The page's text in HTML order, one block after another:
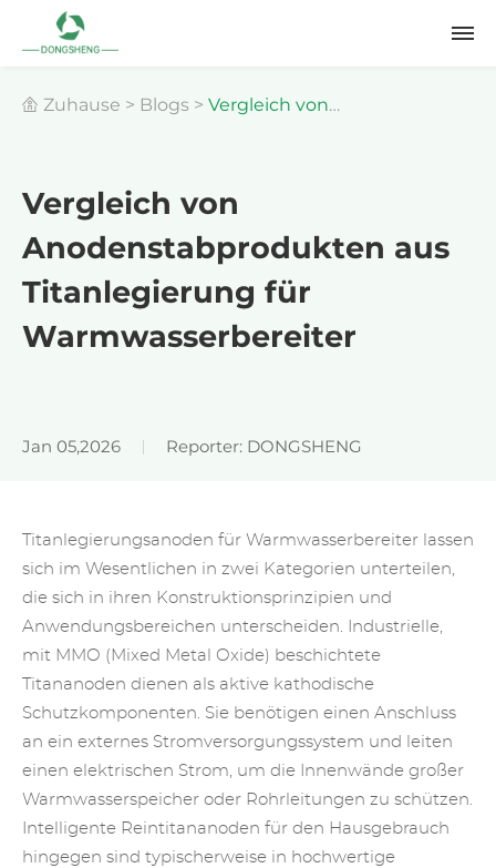
Zuhause > Blogs > Vergleich von
Warmwasserbereiter
Vergleich von
Anodenstabprodukten aus
Titanlegierung für
Warmwasserbereiter
Jan 05,2026 Reporter: DONGSHENG
Titanlegierungsanoden für Warmwasserbereiter lassen
sich im Wesentlichen in zwei Kategorien unterteilen,
die sich in ihren Konstruktionsprinzipien und
Anwendungsbereichen unterscheiden. Industrielle,
mit MMO (Mixed Metal Oxide) beschichtete
Titananoden dienen als aktive kathodische
Schutzkomponenten. Sie benötigen einen Anschluss
an ein externes Stromversorgungssystem und leiten
einen elektrischen Strom, um die Innenwände großer
Warmwasserspeicher oder Rohrleitungen zu schützen.
Intelligente Reintitananoden für den Hausgebrauch
hingegen sind typischerweise in hochwertige